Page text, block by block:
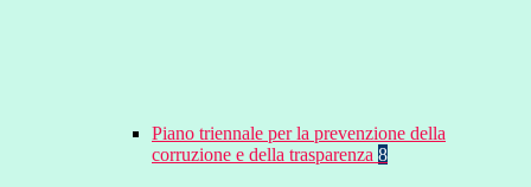
Piano triennale per la prevenzione della
corruzione e della trasparenza 8